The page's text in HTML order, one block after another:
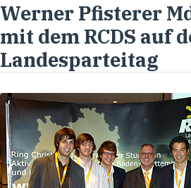
Werner Pfisterer
mit dem RCDS auf
Landesparteitag